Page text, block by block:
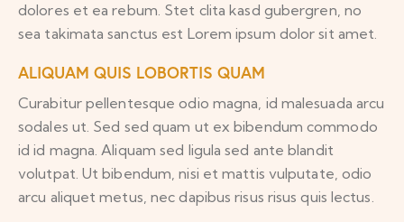
dolores et ea rebum. Stet clita kasd gubergren, no
sea takimata sanctus est Lorem ipsum dolor sit amet.
ALIQUAM QUIS LOBORTIS QUAM
Curabitur pellentesque odio magna, id malesuada arcu
sodales ut. Sed sed quam ut ex bibendum commodo
id id magna. Aliquam sed ligula sed ante blandit
volutpat. Ut bibendum, nisi et mattis vulputate, odio
arcu aliquet metus, nec dapibus risus risus quis lectus.